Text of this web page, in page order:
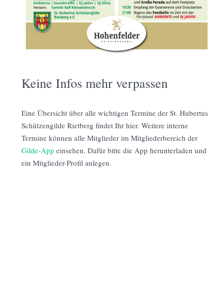
Keine Infos mehr verpassen
Eine Übersicht über alle wichtigen Termine der St. Hubertus
Schützengilde Rietberg findet Ihr hier. Weitere interne
Termine können alle Mitglieder im Mitgliederbereich der
Gilde-App einsehen. Dafür bitte die App herunterladen und
ein Mitglieder-Profil anlegen.